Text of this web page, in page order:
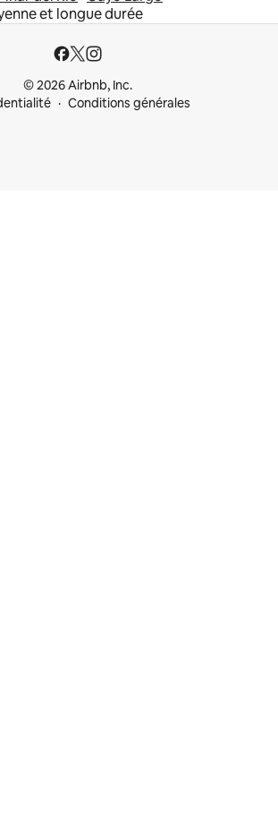
et longue durée
© 2026 Airbnb, Inc.
Conditions générales